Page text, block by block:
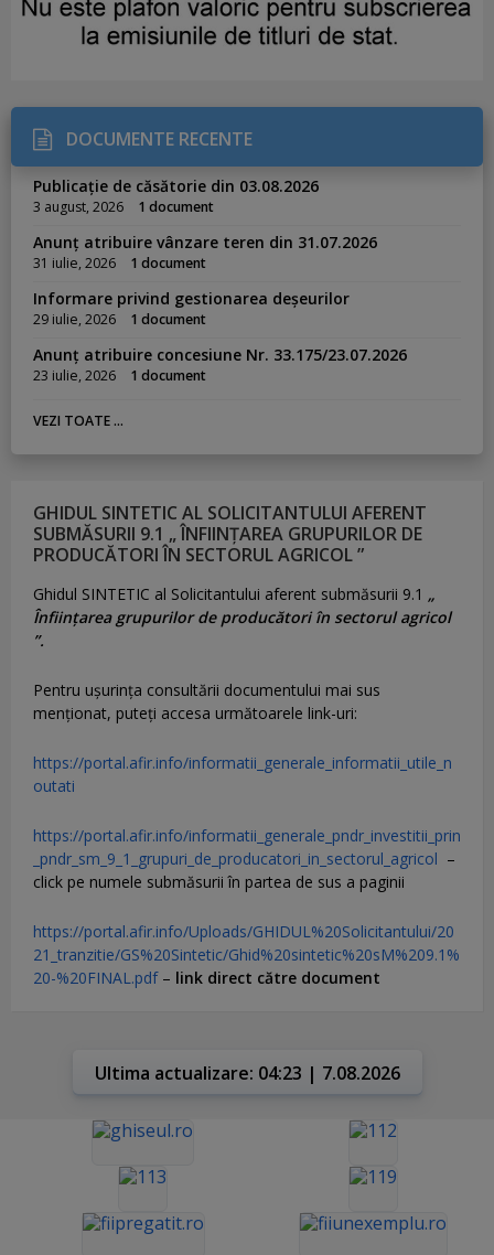
DOCUMENTE RECENTE
Publicație de căsătorie din 03.08.2026
3 august, 2026 1 document
Anunț atribuire vânzare teren din 31.07.2026
31 iulie, 2026 1 document
Informare privind gestionarea deșeurilor
29 iulie, 2026 1 document
Anunț atribuire concesiune Nr. 33.175/23.07.2026
23 iulie, 2026 1 document
VEZI TOATE ...
GHIDUL SINTETIC AL SOLICITANTULUI AFERENT
SUBMĂSURII 9.1 „ ÎNFIINȚAREA GRUPURILOR DE
PRODUCĂTORI ÎN SECTORUL AGRICOL ”
Ghidul SINTETIC al Solicitantului aferent submăsurii 9.1 „
Înființarea grupurilor de producători în sectorul agricol
”.
Pentru uşurinţa consultării documentului mai sus
menţionat, puteţi accesa următoarele link-uri:
https://portal.afir.info/informatii_generale_informatii_utile_n
outati
https://portal.afir.info/informatii_generale_pndr_investitii_prin
_pndr_sm_9_1_grupuri_de_producatori_in_sectorul_agricol –
click pe numele submăsurii în partea de sus a paginii
https://portal.afir.info/Uploads/GHIDUL%20Solicitantului/20
21_tranzitie/GS%20Sintetic/Ghid%20sintetic%20sM%209.1%
20-%20FINAL.pdf– link direct către document
Ultima actualizare: 04:23 | 7.08.2026